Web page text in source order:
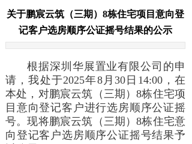
关于鹏宸云筑（三期）8栋住宅项目意向登
记客户选房顺序公证摇号结果的公示
根据深圳华展置业有限公司的申
请，我处于2025年8月30日14:00，在
本处，对鹏宸云筑（三期）8栋住宅项
目意向登记客户进行选房顺序公证摇
号。现将鹏宸云筑（三期）8栋住宅意
向登记客户选房顺序公证摇号结果予